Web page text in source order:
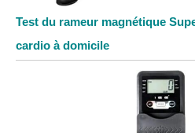
Test du rameur magnétique
cardio à domicile